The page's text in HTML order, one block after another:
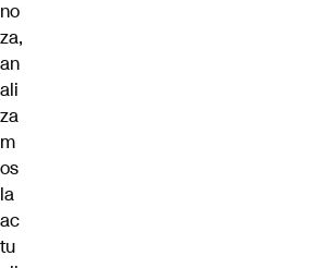
no
za,
an
ali
za
m
os
la
ac
tu